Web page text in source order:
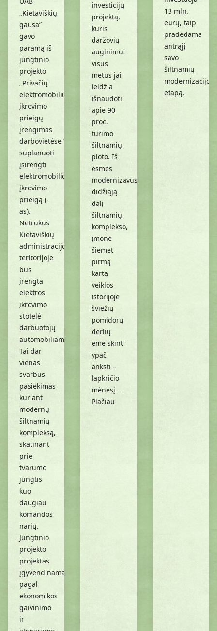
„Kietaviškių
gausa”
gavo
paramą iš
jungtinio
projekto
„Privačių
elektromobilių
įkrovimo
prieigų
įrengimas
darbovietėse”
suplanuoti
įsirengti
elektromobilio
įkrovimo
prieigą (-
as).
Netrukus
Kietaviškių
administracijos
teritorijoje
bus
įrengta
elektros
įkrovimo
stotelė
darbuotojų
automobiliams.
Tai dar
vienas
svarbus
pasiekimas
kuriant
modernų
šiltnamių
kompleksą,
skatinant
prie
tvarumo
jungtis
kuo
daugiau
komandos
narių.
Jungtinio
projekto
projektas
įgyvendinamas
pagal
ekonomikos
gaivinimo
ir
investicijų
projektą,
kuris
daržovių
auginimui
visus
metus jai
leidžia
išnaudoti
apie 90
proc.
turimo
šiltnamių
ploto. Iš
esmės
modernizavusi
didžiąją
dalį
šiltnamių
komplekso,
įmonė
šiemet
pirmą
kartą
veiklos
istorijoje
šviežių
pomidorų
derlių
ėmė skinti
ypač
anksti –
lapkričio
mėnesį. …
Plačiau
13 mln.
eurų, taip
pradėdama
antrąjį
savo
šiltnamių
modernizacijos
etapą.